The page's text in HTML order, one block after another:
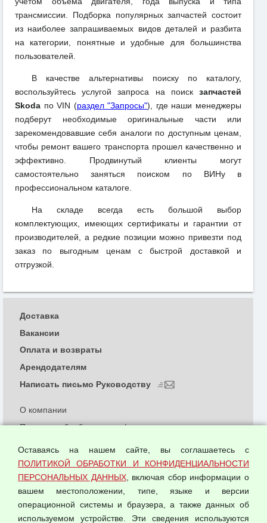
трансмиссии. Подборка популярных запчастей состоит
из наиболее запрашиваемых видов деталей и разбита
на категории, понятные и удобные для большинства
пользователей.
В качестве альтернативы поиску по каталогу,
воспользуйтесь услугой запроса на поиск запчастей
Skoda по VIN (раздел "Запросы"), где наши менеджеры
подберут необходимые оригинальные части или
зарекомендовавшие себя аналоги по доступным ценам,
чтобы ремонт вашего транспорта прошел качественно и
эффективно. Продвинутый клиенты могут
самостоятельно заняться поиском по ВИНу в
профессиональном каталоге.
На складе всегда есть большой выбор
комплектующих, имеющих сертификаты и гарантии от
производителей, а редкие позиции можно привезти под
заказ по выгодным ценам с быстрой доставкой и
отгрузкой.
О компании
Политика обработки и конфиденциальности
Согласием на обработку персональных данных
Оферта оптовой купли-продажи
Публичная оферта
Доставка
Вакансии
Оплата и возвраты
Арендодателям
Написать письмо Руководству
Оставаясь на нашем сайте, вы соглашаетесь с
ПОЛИТИКОЙ ОБРАБОТКИ И КОНФИДЕНЦИАЛЬНОСТИ
ПЕРСОНАЛЬНЫХ ДАННЫХ, включая сбор информации о
вашем местоположении, типе, языке и версии
операционной системы и браузера, а также данных об
используемом устройстве. Эти сведения используются